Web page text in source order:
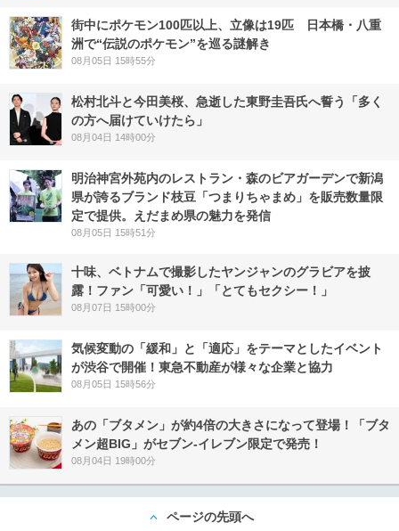
街中にポケモン100匹以上、立像は19匹 日本橋・八重
洲で“伝説のポケモン”を巡る謎解き
08月05日 15時55分
松村北斗と今田美桜、急逝した東野圭吾氏へ誓う「多く
の方へ届けていけたら」
08月04日 14時00分
明治神宮外苑内のレストラン・森のビアガーデンで新潟
県が誇るブランド枝豆「つまりちゃまめ」を販売数量限
定で提供。えだまめ県の魅力を発信
08月05日 15時51分
十味、ベトナムで撮影したヤンジャンのグラビアを披
露！ファン「可愛い！」「とてもセクシー！」
08月07日 15時00分
気候変動の「緩和」と「適応」をテーマとしたイベント
が渋谷で開催！東急不動産が様々な企業と協力
08月05日 15時56分
あの「ブタメン」が約4倍の大きさになって登場！「ブタ
メン超BIG」がセブン‐イレブン限定で発売！
08月04日 19時00分
ページの先頭へ